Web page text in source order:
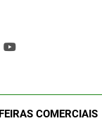
FEIRAS COMERCIAIS